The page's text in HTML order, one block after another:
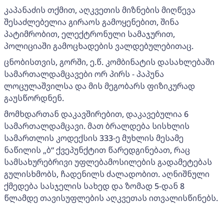
კაპანაძის თქმით, აღკვეთის მიზნების მიღწევა
შესაძლებელია გირაოს გამოყენებით, შინა
პატიმრობით, ელექტრონული სამაჯურით,
პოლიციაში გამოცხადების ვალდებულებითაც.
ცნობისთვის, გორში, ე.წ. კომბინატის დასახლებაში
სამართალდამცავები ორ პირს - პაპუნა
ლოცულაშვილსა და მის მეგობარს ფიზიკურად
გაუსწორდნენ.
მომხდართან დაკავშირებით, დაკავებულია 6
სამართალდამცავი. მათ ბრალდება სისხლის
სამართლის კოდექსის 333-ე მუხლის მესამე
ნაწილის „ბ“ ქვეპუნქტით წარედგინებათ, რაც
სამსახურებრივი უფლებამოსილების გადამეტებას
გულისხმობს, ჩადენილს ძალადობით. აღნიშნული
ქმედება სასჯელის სახედ და ზომად 5-დან 8
წლამდე თავისუფლების აღკვეთას ითვალისწინებს.